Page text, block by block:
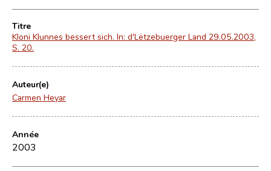
Titre
Kloni Klunnes bessert sich. In: d'Lëtzebuerger Land 29.05.2003,
S. 20.
Auteur(e)
Carmen Heyar
Année
2003